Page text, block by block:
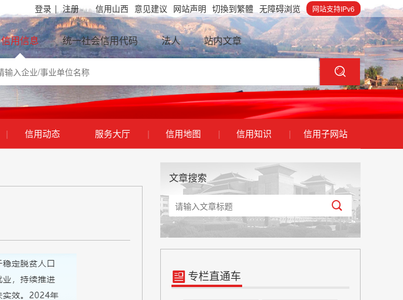
网站支持IPv6
无障碍浏览
切換到繁體
网站声明
意见建议
信用山西
登录 | 注册
信用信息 统一社会信用代码 法人 站内文章
| 信用动态 服务大厅 | 信用地图 | 信用知识 | 信用子网站
文章搜索
专栏直通车